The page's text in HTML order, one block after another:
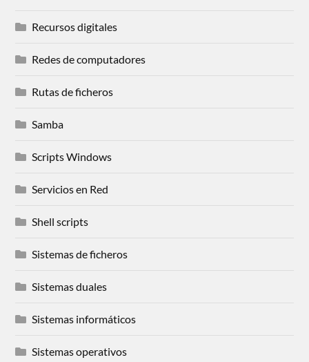
Recursos digitales
Redes de computadores
Rutas de ficheros
Samba
Scripts Windows
Servicios en Red
Shell scripts
Sistemas de ficheros
Sistemas duales
Sistemas informáticos
Sistemas operativos